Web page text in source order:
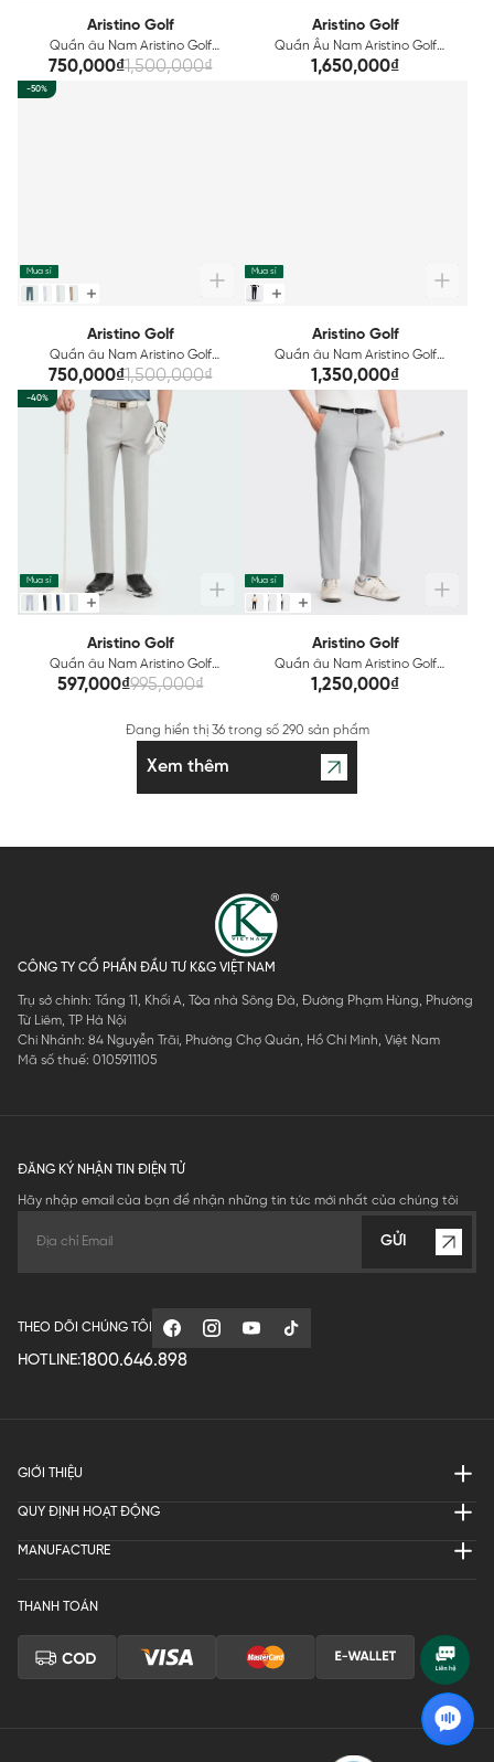
Aristino Golf
Quần âu Nam Aristino Golf
ATRG0102
750,000₫1,500,000₫
Aristino Golf
Quần Âu Nam Aristino Golf
ATRG020Z
1,650,000₫
-50%
Mua sỉ
Aristino Golf
Quần âu Nam Aristino Golf
ATRG0502
750,000₫1,500,000₫
Mua sỉ
Aristino Golf
Quần âu Nam Aristino Golf
ATRG0802
1,350,000₫
-40%
Mua sỉ
Aristino Golf
Quần âu Nam Aristino Golf
ATRG1002
597,000₫995,000₫
Mua sỉ
Aristino Golf
Quần âu Nam Aristino Golf
ATRG100Z
1,250,000₫
Đang hiển thị 36trong số 290 sản phẩm
Xem thêm
CÔNG TY CỔ PHẦN ĐẦU TƯ K&G VIỆT NAM
Trụ sở chính: Tầng 11, Khối A, Tòa nhà Sông Đà, Đường Phạm Hùng, Phường
Từ Liêm, TP Hà Nội
Chi Nhánh: 84 Nguyễn Trãi, Phường Chợ Quán, Hồ Chí Minh, Việt Nam
Mã số thuế: 0105911105
ĐĂNG KÝ NHẬN TIN ĐIỆN TỬ
Hãy nhập email của bạn để nhận những tin tức mới nhất của chúng tôi
GỬI
THEO DÕI CHÚNG TÔI
HOTLINE:1800.646.898
GIỚI THIỆU
QUY ĐỊNH HOẠT ĐỘNG
MANUFACTURE
THANH TOÁN